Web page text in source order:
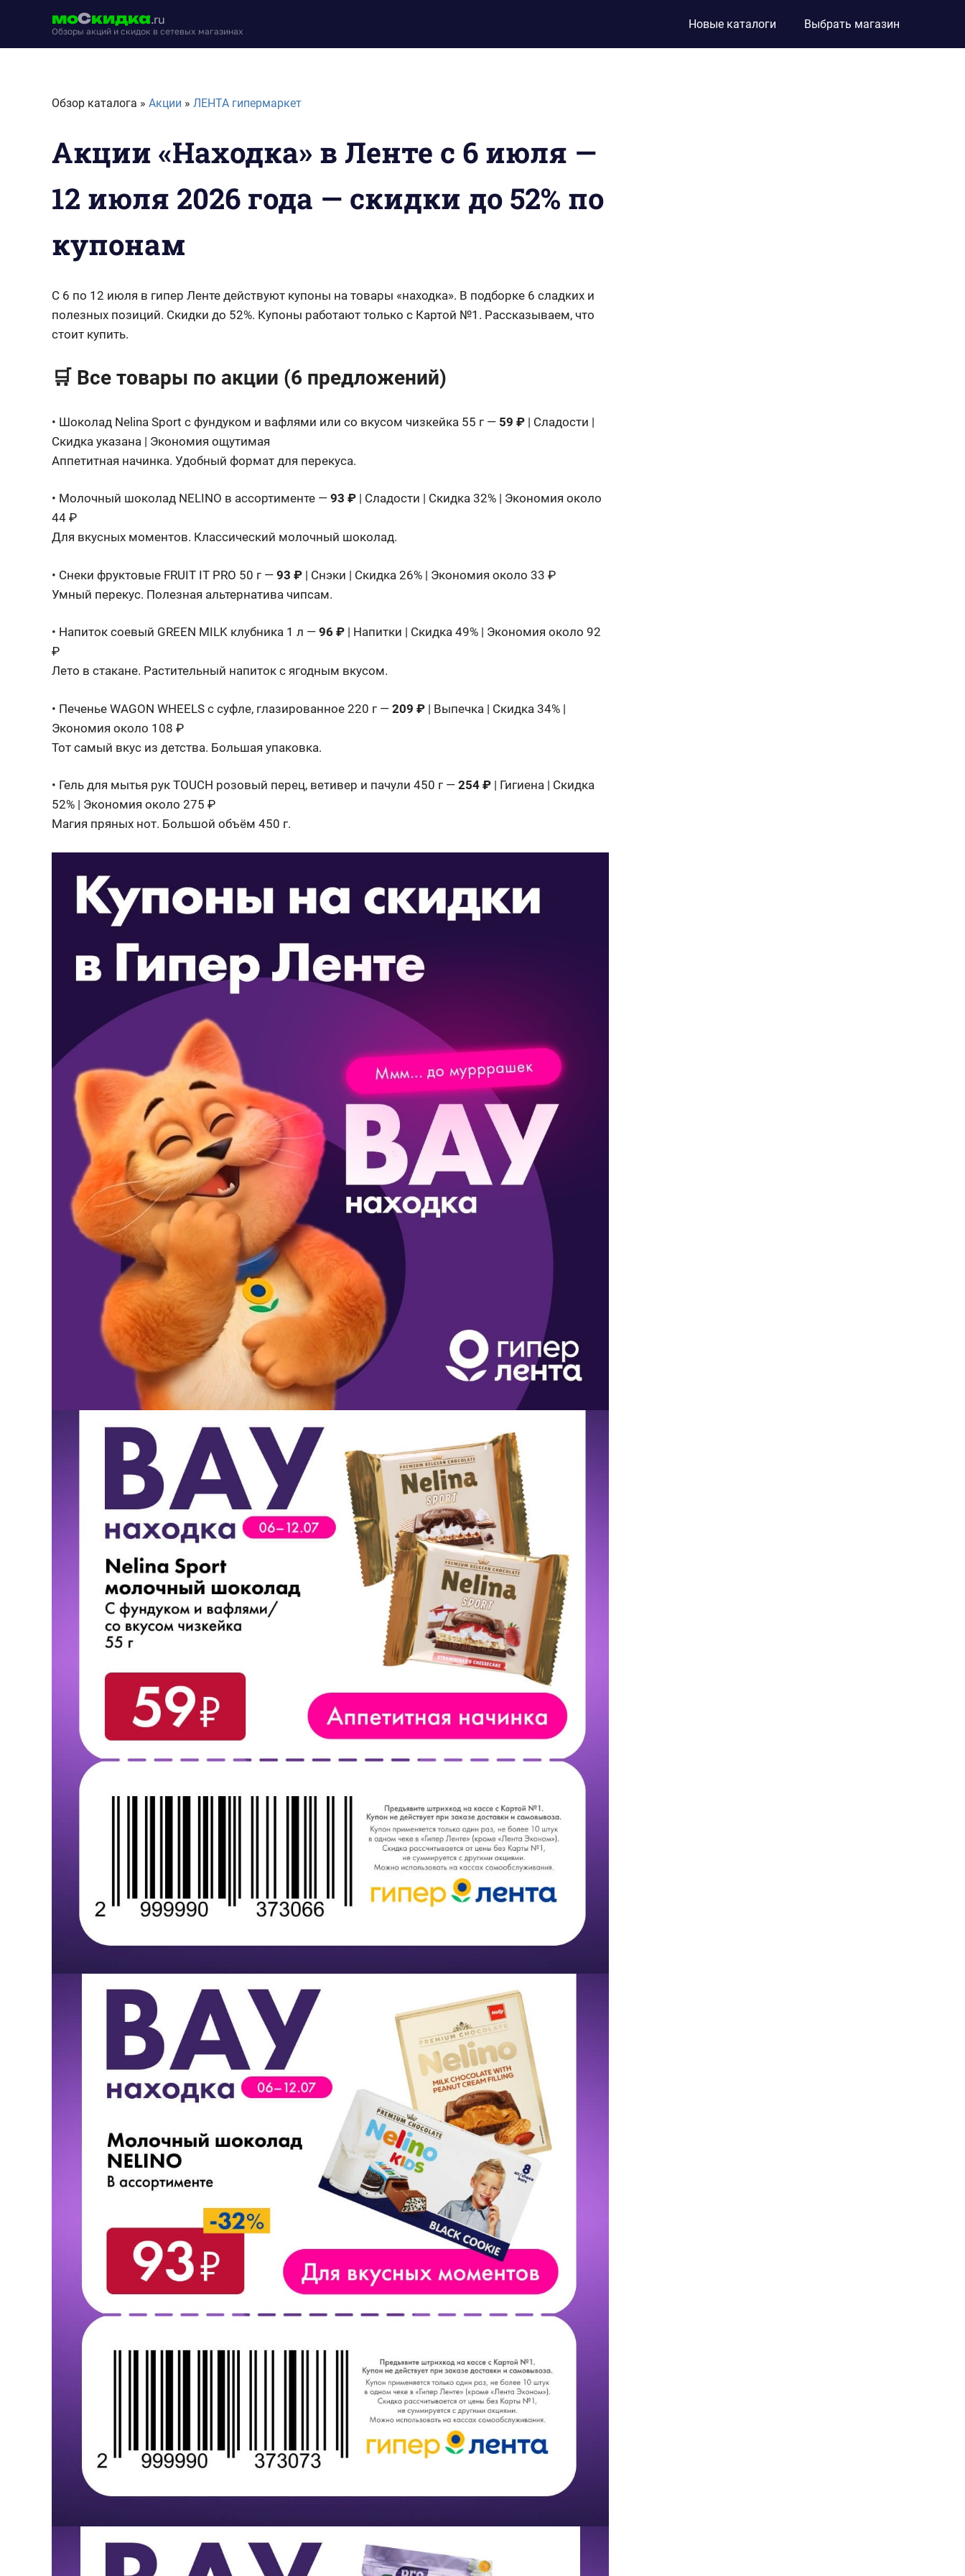
моСкидка.ru
Обзоры акций и скидок в сетевых магазинах
moskidka.ru
Новые каталоги Выбрать магазин
Обзор каталога » Акции » ЛЕНТА гипермаркет
Акции «Находка» в Ленте с 6 июля —
12 июля 2026 года — скидки до 52% по
купонам
С 6 по 12 июля в гипер Ленте действуют купоны на товары «находка». В подборке 6 сладких и
полезных позиций. Скидки до 52%. Купоны работают только с Картой №1. Рассказываем, что
стоит купить.
🛒 Все товары по акции (6 предложений)
• Шоколад Nelina Sport с фундуком и вафлями или со вкусом чизкейка 55 г — 59 ₽ | Сладости |
Скидка указана | Экономия ощутимая
Аппетитная начинка. Удобный формат для перекуса.
• Молочный шоколад NELINO в ассортименте — 93 ₽ | Сладости | Скидка 32% | Экономия около
44 ₽
Для вкусных моментов. Классический молочный шоколад.
• Снеки фруктовые FRUIT IT PRO 50 г — 93 ₽ | Снэки | Скидка 26% | Экономия около 33 ₽
Умный перекус. Полезная альтернатива чипсам.
• Напиток соевый GREEN MILK клубника 1 л — 96 ₽ | Напитки | Скидка 49% | Экономия около 92
₽
Лето в стакане. Растительный напиток с ягодным вкусом.
• Печенье WAGON WHEELS с суфле, глазированное 220 г — 209 ₽ | Выпечка | Скидка 34% |
Экономия около 108 ₽
Тот самый вкус из детства. Большая упаковка.
• Гель для мытья рук TOUCH розовый перец, ветивер и пачули 450 г — 254 ₽ | Гигиена | Скидка
52% | Экономия около 275 ₽
Магия пряных нот. Большой объём 450 г.